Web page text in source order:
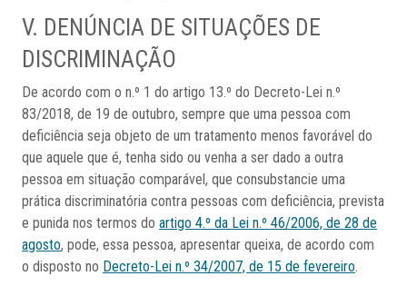
V. DENÚNCIA DE SITUAÇÕES DE
DISCRIMINAÇÃO
De acordo com o n.º 1 do artigo 13.º do Decreto-Lei n.º
83/2018, de 19 de outubro, sempre que uma pessoa com
deficiência seja objeto de um tratamento menos favorável do
que aquele que é, tenha sido ou venha a ser dado a outra
pessoa em situação comparável, que consubstancie uma
prática discriminatória contra pessoas com deficiência, prevista
e punida nos termos doartigo 4.º da Lei n.º 46/2006, de 28 de
agosto, pode, essa pessoa, apresentar queixa, de acordo com
o disposto no Decreto-Lei n.º 34/2007, de 15 de fevereiro